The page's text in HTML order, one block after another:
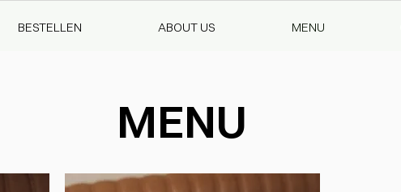
BESTELLEN ABOUT US MENU
MENU